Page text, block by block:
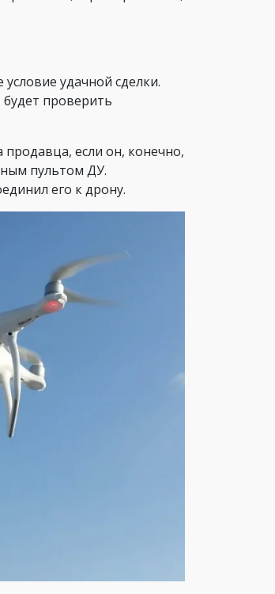
удачной сделки.
проверить
если он, конечно,
пультом ДУ.
его к дрону.